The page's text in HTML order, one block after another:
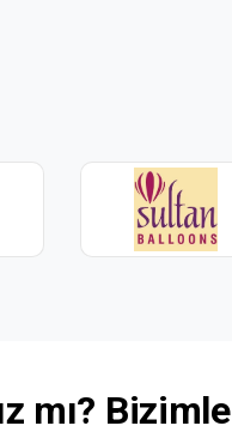
mı? Bizimle